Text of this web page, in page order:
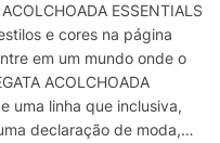
ESSENTIALS
e cores na página
em um mundo onde o
ACOLCHOADA
uma linha que inclusiva,
declaração de moda,